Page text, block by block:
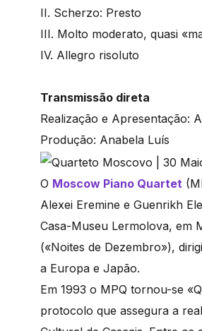
II. Scherzo: Presto
III. Molto moderato, quasi
IV. Allegro risoluto
Transmissão direta
Realização e Apresentação:
Produção: Anabela Luís
O Moscow Piano Quartet
Alexei Eremine e Guenrikh
Casa-Museu Lermolova, em
(«Noites de Dezembro»),
a Europa e Japão.
Em 1993 o MPQ tornou-se
protocolo que assegura a